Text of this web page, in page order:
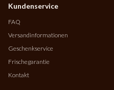
Kundenservice
FAQ
Versandinformationen
Geschenkservice
Frischegarantie
Kontakt